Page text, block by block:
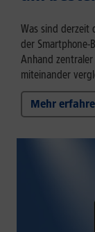
Was sind derzeit
der Smartphone-
Anhand
miteinander
Mehr